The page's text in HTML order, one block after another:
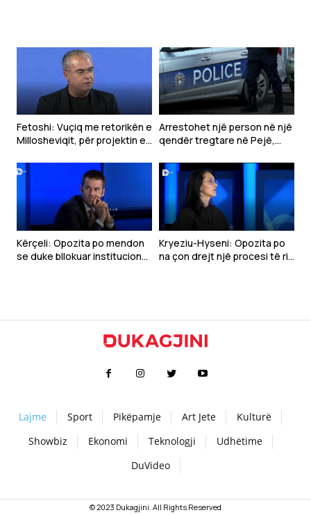
Fetoshi: Vuçiq me retorikën e
Millosheviqit, për projektin e
Arrestohet një person në një
qendër tregtare në Pejë,
qytetarët
Kërçeli: Opozita po mendon
se duke bllokuar institucionet
Kryeziu-Hyseni: Opozita po
na çon drejt një procesi të ri
Lajme Sport Pikëpamje Art Jete
Kulturë
Showbiz
Ekonomi Teknologji
Udhëtime
DuVideo
© 2023 Dukagjini. All Rights Reserved